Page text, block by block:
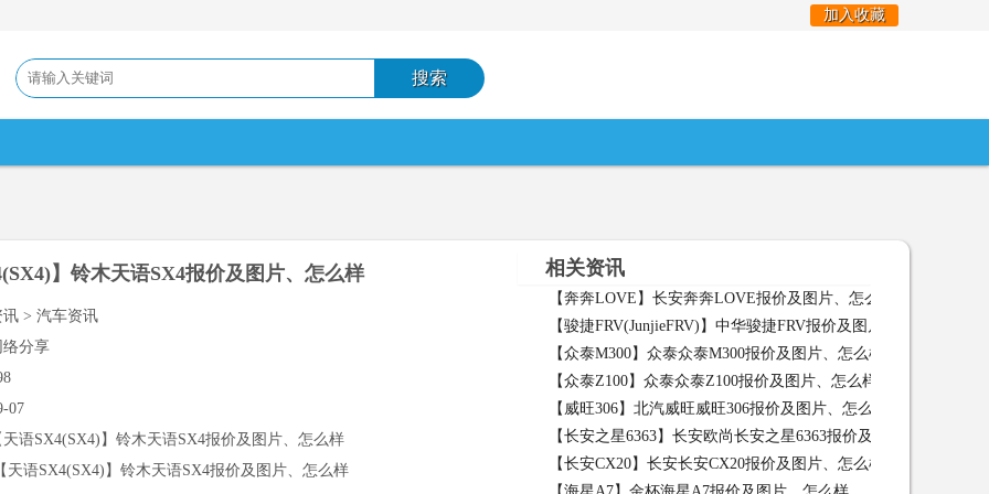
加入收藏
】铃木天语SX4报价及图片、怎么样
讯 > 汽车资讯
络分享
07
天语SX4(SX4)】铃木天语SX4报价及图片、怎么样
天语SX4(SX4)】铃木天语SX4报价及图片、怎么样
相关资讯
【奔奔LOVE】长安奔奔LOVE报价及图片、怎么样
【骏捷FRV(JunjieFRV)】中华骏捷FRV报价及图片、怎么样
【众泰M300】众泰众泰M300报价及图片、怎么样
【众泰Z100】众泰众泰Z100报价及图片、怎么样
【威旺306】北汽威旺威旺306报价及图片、怎么样
【长安之星6363】长安欧尚长安之星6363报价及图片、怎么样
【长安CX20】长安长安CX20报价及图片、怎么样